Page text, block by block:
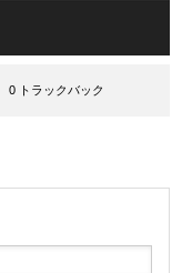
0 トラックバック